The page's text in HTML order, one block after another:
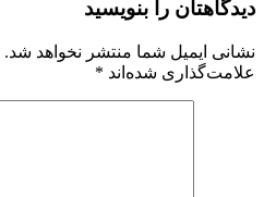
دیدگاهتان را بنویسید
نشانی ایمیل شما منتشر نخواهد شد.
علامت‌گذاری شده‌اند *